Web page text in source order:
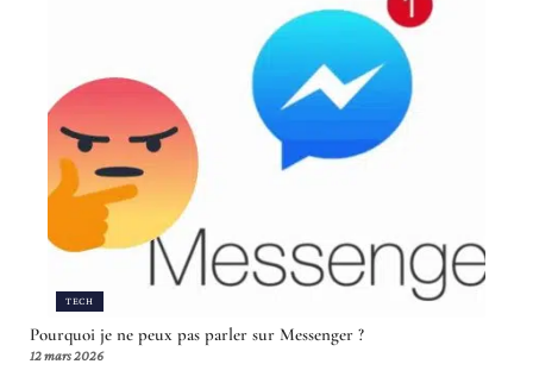
TECH
Pourquoi je ne peux pas parler sur Messenger ?
12 mars 2026